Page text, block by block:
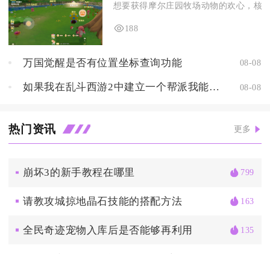
想要获得摩尔庄园牧场动物的欢心，核
188
万国觉醒是否有位置坐标查询功能 08-08
如果我在乱斗西游2中建立一个帮派我能够获得什么样的好处 08-08
热门资讯 更多
崩坏3的新手教程在哪里 799
请教攻城掠地晶石技能的搭配方法 163
全民奇迹宠物入库后是否能够再利用 135